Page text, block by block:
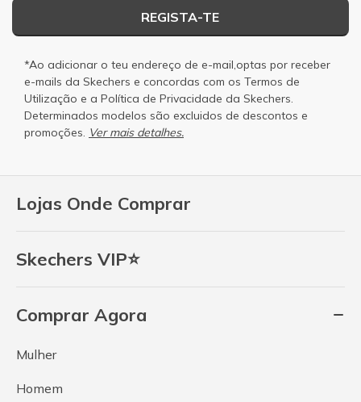
Lojas Onde Comprar
Skechers VIP⭐
Comprar Agora
Mulher
Homem
REGISTA-TE
*Ao adicionar o teu endereço de e-mail,optas por receber
e-mails da Skechers e concordas com os Termos de
Utilização e a Política de Privacidade da Skechers.
Determinados modelos são excluidos de descontos e
promoções. Ver mais detalhes.